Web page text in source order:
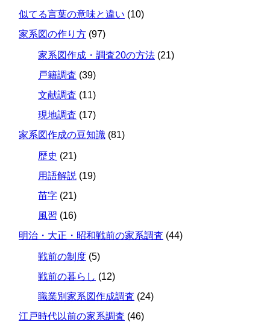
似てる言葉の意味と違い (10)
家系図の作り方 (97)
家系図作成・調査20の方法 (21)
戸籍調査 (39)
文献調査 (11)
現地調査 (17)
家系図作成の豆知識 (81)
歴史 (21)
用語解説 (19)
苗字 (21)
風習 (16)
明治・大正・昭和戦前の家系調査 (44)
戦前の制度 (5)
戦前の暮らし (12)
職業別家系図作成調査 (24)
江戸時代以前の家系調査 (46)